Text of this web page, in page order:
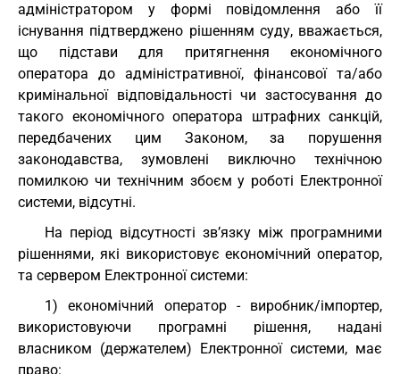
адміністратором у формі повідомлення або її
існування підтверджено рішенням суду, вважається,
що підстави для притягнення економічного
оператора до адміністративної, фінансової та/або
кримінальної відповідальності чи застосування до
такого економічного оператора штрафних санкцій,
передбачених цим Законом, за порушення
законодавства, зумовлені виключно технічною
помилкою чи технічним збоєм у роботі Електронної
системи, відсутні.
На період відсутності зв’язку між програмними
рішеннями, які використовує економічний оператор,
та сервером Електронної системи:
1) економічний оператор - виробник/імпортер,
використовуючи програмні рішення, надані
власником (держателем) Електронної системи, має
право: